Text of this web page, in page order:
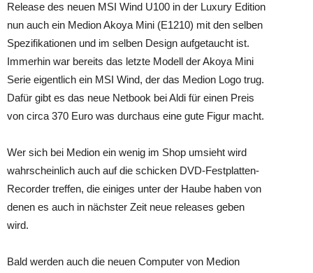
Release des neuen MSI Wind U100 in der Luxury Edition
nun auch ein Medion Akoya Mini (E1210) mit den selben
Spezifikationen und im selben Design aufgetaucht ist.
Immerhin war bereits das letzte Modell der Akoya Mini
Serie eigentlich ein MSI Wind, der das Medion Logo trug.
Dafür gibt es das neue Netbook bei Aldi für einen Preis
von circa 370 Euro was durchaus eine gute Figur macht.
Wer sich bei Medion ein wenig im Shop umsieht wird
wahrscheinlich auch auf die schicken DVD-Festplatten-
Recorder treffen, die einiges unter der Haube haben von
denen es auch in nächster Zeit neue releases geben
wird.
Bald werden auch die neuen Computer von Medion